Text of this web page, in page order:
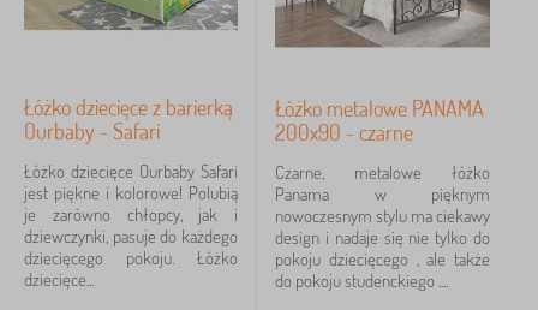
Łóżko dziecięce z barierką
Ourbaby - Safari
Łóżko dziecięce Ourbaby Safari
jest piękne i kolorowe! Polubią
je zarówno chłopcy, jak i
dziewczynki, pasuje do każdego
dziecięcego pokoju. Łóżko
dziecięce...
Łóżko metalowe PANAMA
200x90 - czarne
Czarne, metalowe łóżko
Panama w pięknym
nowoczesnym stylu ma ciekawy
design i nadaje się nie tylko do
pokoju dziecięcego , ale także
do pokoju studenckiego ....